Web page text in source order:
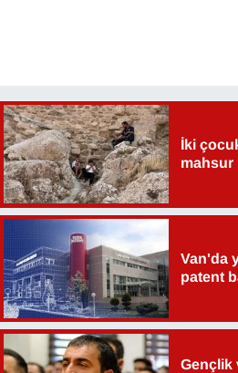
İki
mahsur
Van'da
patent
Gençlik